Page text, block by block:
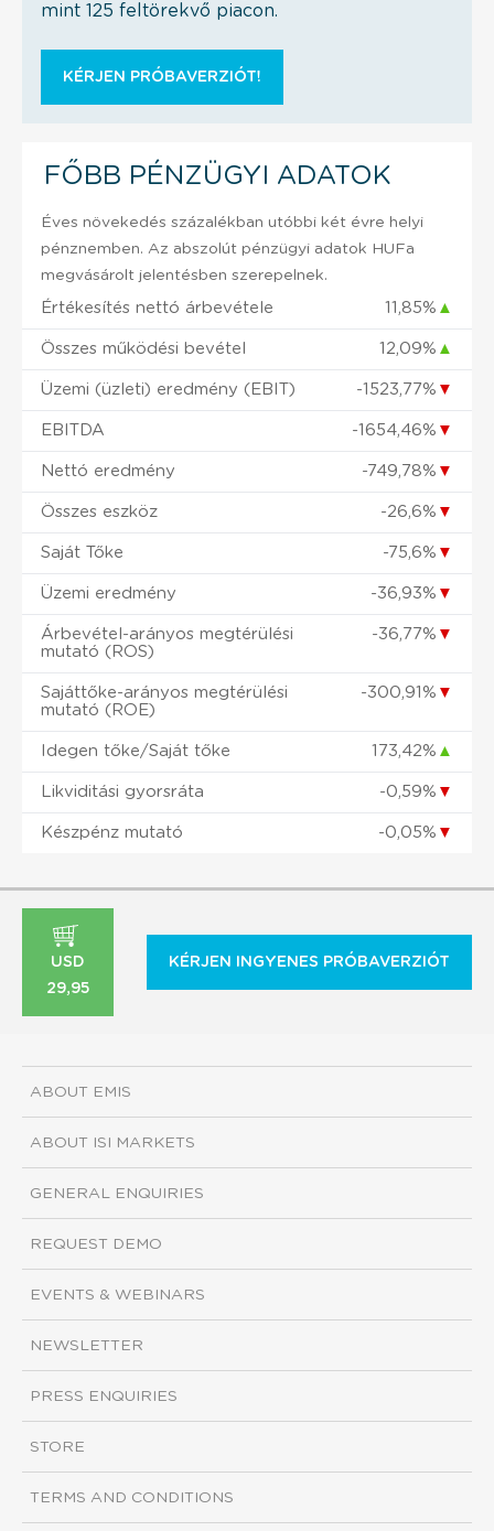
mint 125 feltörekvő piacon.
KÉRJEN PRÓBAVERZIÓT!
FŐBB PÉNZÜGYI ADATOK
Éves növekedés százalékban utóbbi két évre helyi
pénznemben. Az abszolút pénzügyi adatok HUFa
megvásárolt jelentésben szerepelnek.
Értékesítés nettó árbevétele 11,85% ▲
Összes működési bevétel 12,09% ▲
Üzemi (üzleti) eredmény (EBIT) -1523,77% ▼
EBITDA -1654,46% ▼
Nettó eredmény -749,78% ▼
Összes eszköz -26,6% ▼
Saját Tőke -75,6% ▼
Üzemi eredmény -36,93% ▼
Árbevétel-arányos megtérülési
mutató (ROS)
-36,77% ▼
Sajáttőke-arányos megtérülési
mutató (ROE)
-300,91% ▼
Idegen tőke/Saját tőke 173,42% ▲
Likviditási gyorsráta -0,59% ▼
Készpénz mutató -0,05% ▼
USD
29,95
KÉRJEN INGYENES PRÓBAVERZIÓT
ABOUT EMIS
ABOUT ISI MARKETS
GENERAL ENQUIRIES
REQUEST DEMO
EVENTS & WEBINARS
NEWSLETTER
PRESS ENQUIRIES
STORE
TERMS AND CONDITIONS